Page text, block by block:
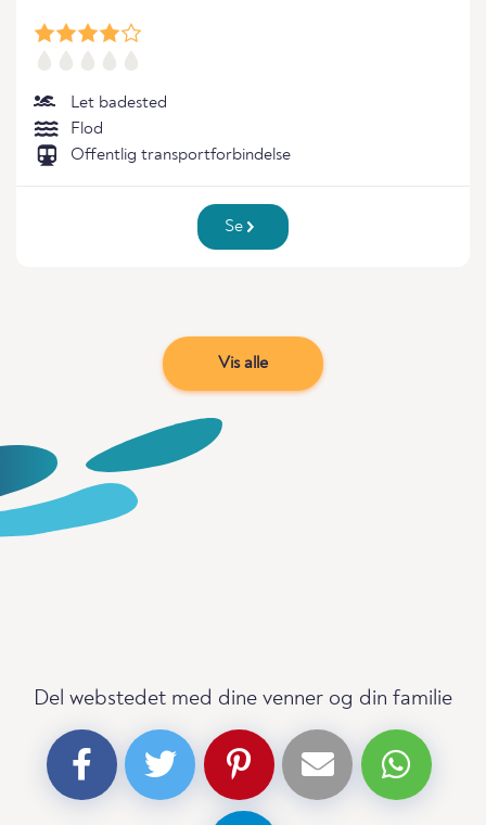
Let badested
Flod
Offentlig transportforbindelse
Se
Vis alle
Del webstedet med dine venner og din familie